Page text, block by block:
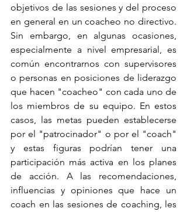
objetivos de las sesiones y del proceso
en general en un coacheo no directivo.
Sin embargo, en algunas ocasiones,
especialmente a nivel empresarial, es
común encontrarnos con supervisores
o personas en posiciones de liderazgo
que hacen "coacheo" con cada uno de
los miembros de su equipo. En estos
casos, las metas pueden establecerse
por el "patrocinador" o por el "coach"
y estas figuras podrían tener una
participación más activa en los planes
de acción. A las recomendaciones,
influencias y opiniones que hace un
coach en las sesiones de coaching, les